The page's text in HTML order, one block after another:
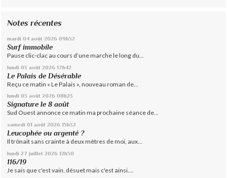
Notes récentes
mardi 04 août 2026 09h52
Surf immobile
Pause clic-clac au cours d’une marche le long du...
lundi 03 août 2026 17h42
Le Palais de Désérable
Reçu ce matin « Le Palais », nouveau roman de...
lundi 03 août 2026 08h23
Signature le 8 août
Sud Ouest annonce ce matin ma prochaine séance de...
samedi 01 août 2026 15h32
Leucophée ou argenté ?
Il trônait sans crainte à deux mètres de moi, aux...
lundi 27 juillet 2026 12h50
116/19
Je sais que c'est vain, désuet mais c'est ainsi....